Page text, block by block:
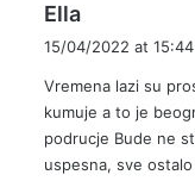
Ella
a
s
:
15/04/2022 at 15:44
Vremena lazi su
kumuje a to je
podrucje Bude ne
uspesna, sve